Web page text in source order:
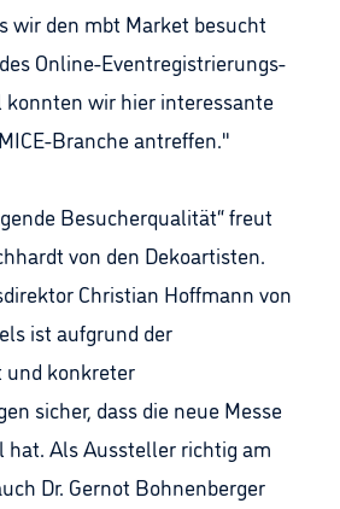
wir den mbt Market besucht
Online-Eventregistrierungs-
konnten wir hier interessante
Branche antreffen."
Besucherqualität“ freut
von den Dekoartisten.
Christian Hoffmann von
ist aufgrund der
und konkreter
sicher, dass die neue Messe
Als Aussteller richtig am
Dr. Gernot Bohnenberger